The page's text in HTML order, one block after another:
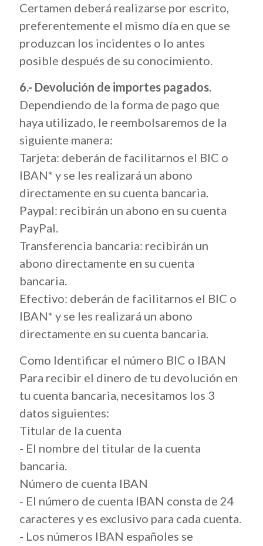
Certamen deberá realizarse por escrito,
preferentemente el mismo día en que se
produzcan los incidentes o lo antes
posible después de su conocimiento.
6.- Devolución de importes pagados.
Dependiendo de la forma de pago que
haya utilizado, le reembolsaremos de la
siguiente manera:
Tarjeta: deberán de facilitarnos el BIC o
IBAN* y se les realizará un abono
directamente en su cuenta bancaria.
Paypal: recibirán un abono en su cuenta
PayPal.
Transferencia bancaria: recibirán un
abono directamente en su cuenta
bancaria.
Efectivo: deberán de facilitarnos el BIC o
IBAN* y se les realizará un abono
directamente en su cuenta bancaria.
Como Identificar el número BIC o IBAN
Para recibir el dinero de tu devolución en
tu cuenta bancaria, necesitamos los 3
datos siguientes:
Titular de la cuenta
- El nombre del titular de la cuenta
bancaria.
Número de cuenta IBAN
- El número de cuenta IBAN consta de 24
caracteres y es exclusivo para cada cuenta.
- Los números IBAN españoles se